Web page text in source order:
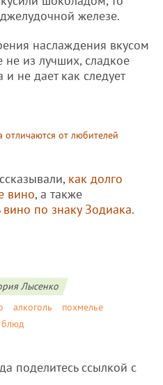
железе.
наслаждения вкусом
не из лучших, сладкое
и не дает как следует
от любителей
как долго
вино, а также
вино по знаку Зодиака.
Лысенко
алкоголь
похмелье
блюд
поделитесь ссылкой с